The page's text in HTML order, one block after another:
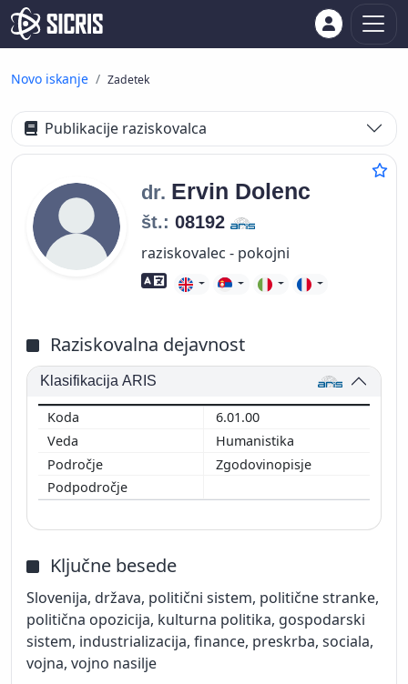
Novo iskanje Zadetek
Publikacije raziskovalca
dr. Ervin Dolenc
št.: 08192
raziskovalec - pokojni
Znanje tujih jezikov
Raziskovalna dejavnost
Klasifikacija ARIS
6.01.00
Humanistika
Zgodovinopisje
Ključne besede
Slovenija, država, politični sistem, politične stranke,
politična opozicija, kulturna politika, gospodarski
sistem, industrializacija, finance, preskrba, sociala,
vojna, vojno nasilje